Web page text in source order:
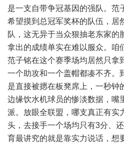
是一支自带争冠基因的强队。范
希望摸到总冠军奖杯的队伍，居
队，这无异于当众狠抽老东家的
拿出的成绩单实在难以服众。咱
范子铭在这个赛季场均居然只拿
一个助攻和一个盖帽都凑不齐。
是直接被摁在板凳席上，一秒钟
边缘饮水机球员的惨淡数据，嘴
派。放眼全联盟，哪支真正有实
头，去接手一个场均只有3分、
育最讲究的就是靠实力说话，想